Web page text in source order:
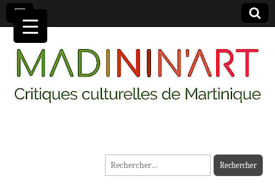
MADININ'ART
Rechercher :